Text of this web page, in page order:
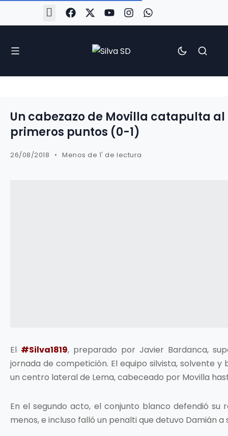
Un cabezazo de Movilla catapulta al
primeros puntos (0-1)
26/08/2018 Menos de 1' de lectura
El #Silva1819, preparado por Javier Bardanca,
jornada de competición. El equipo silvista, solvente
un centro lateral de Lema, cabeceado por Movilla
En el segundo acto, el conjunto blanco defendió su
menos, e incluso falló un penalti que detuvo Damián a